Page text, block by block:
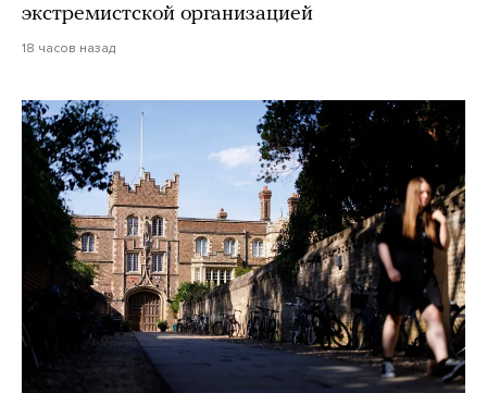
экстремистской организацией
18 часов назад